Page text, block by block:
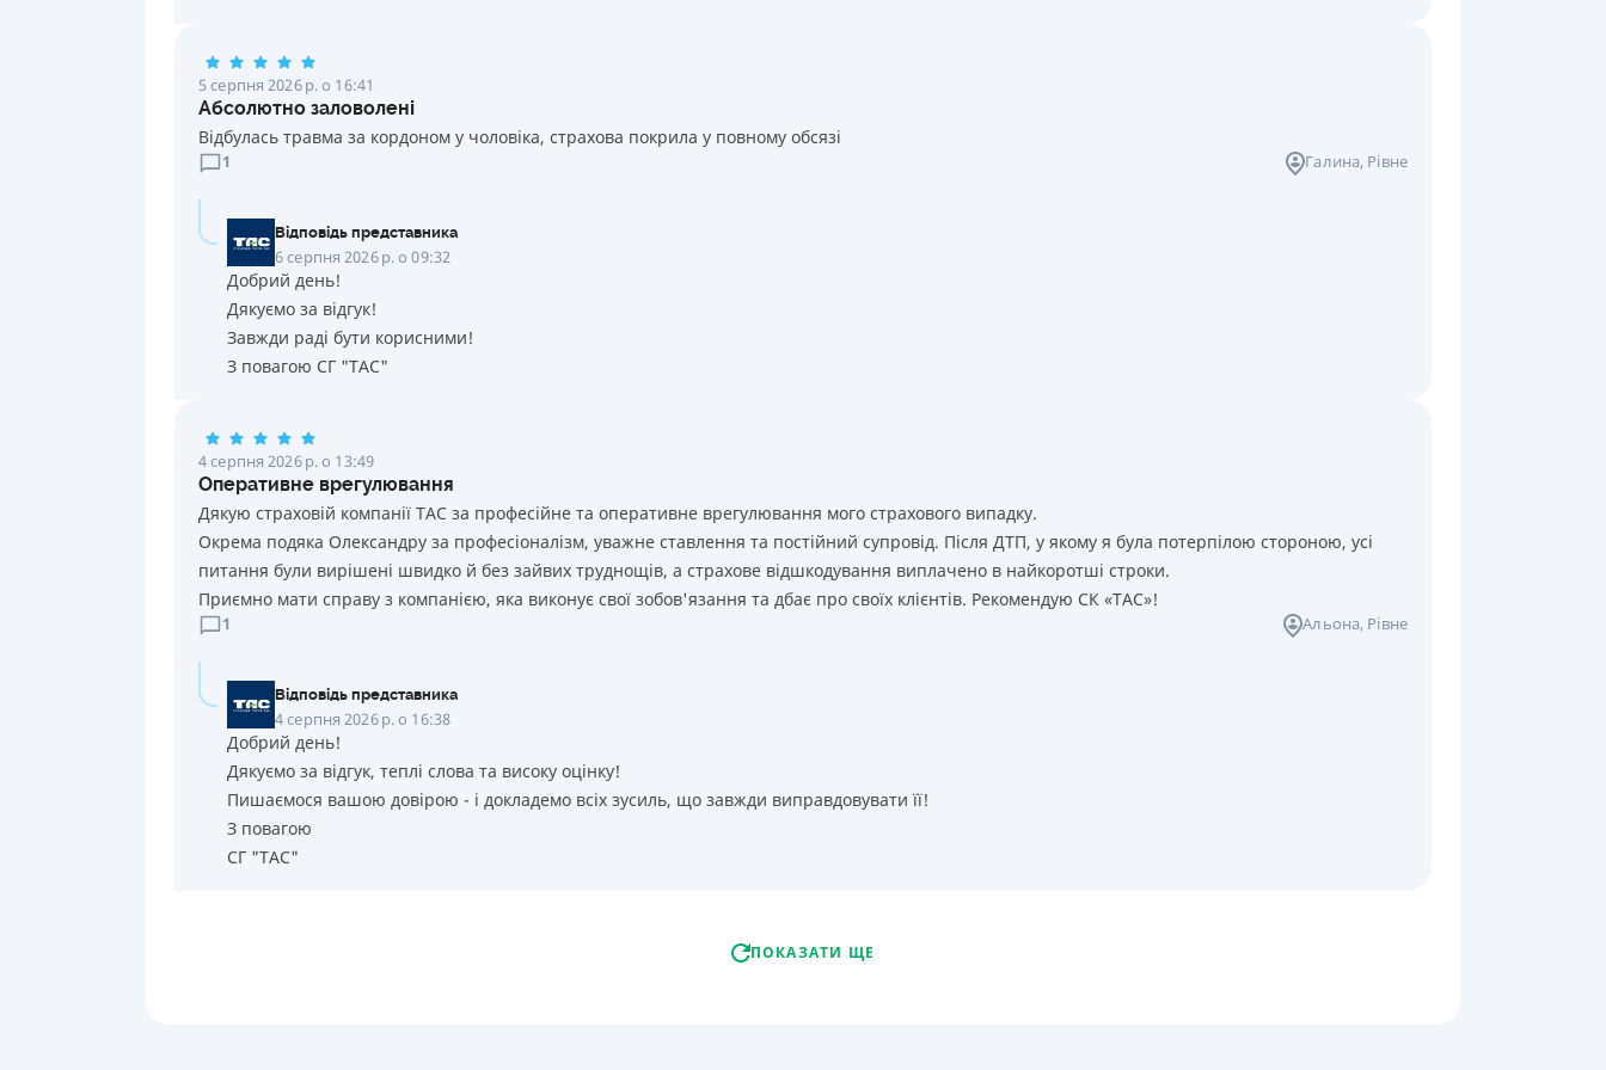
5 серпня 2026 р. о 16:41
Абсолютно заловолені
Відбулась травма за кордоном у чоловіка, страхова покрила у повному обсязі
1 Галина, Рівне
Відповідь представника
6 серпня 2026 р. о 09:32
Добрий день!
Дякуємо за відгук!
Завжди раді бути корисними!
З повагою СГ "ТАС"
4 серпня 2026 р. о 13:49
Оперативне врегулювання
Дякую страховій компанії ТАС за професійне та оперативне врегулювання мого страхового випадку.
Окрема подяка Олександру за професіоналізм, уважне ставлення та постійний супровід. Після ДТП, у якому я була потерпілою стороною, усі
питання були вирішені швидко й без зайвих труднощів, а страхове відшкодування виплачено в найкоротші строки.
Приємно мати справу з компанією, яка виконує свої зобов'язання та дбає про своїх клієнтів. Рекомендую СК «ТАС»!
1 Альона, Рівне
Відповідь представника
4 серпня 2026 р. о 16:38
Добрий день!
Дякуємо за відгук, теплі слова та високу оцінку!
Пишаємося вашою довірою - і докладемо всіх зусиль, що завжди виправдовувати її!
З повагою
СГ "ТАС"
ПОКАЗАТИ ЩЕ